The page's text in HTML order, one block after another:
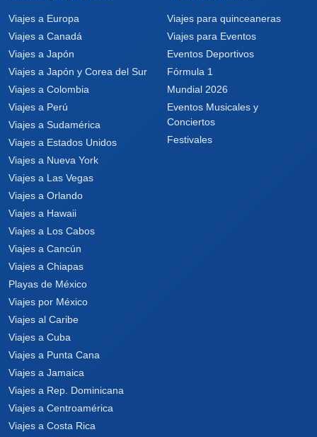
Viajes a Europa
Viajes a Canadá
Viajes a Japón
Viajes a Japón y Corea del Sur
Viajes a Colombia
Viajes a Perú
Viajes a Sudamérica
Viajes a Estados Unidos
Viajes a Nueva York
Viajes a Las Vegas
Viajes a Orlando
Viajes a Hawaii
Viajes a Los Cabos
Viajes a Cancún
Viajes a Chiapas
Playas de México
Viajes por México
Viajes al Caribe
Viajes a Cuba
Viajes a Punta Cana
Viajes a Jamaica
Viajes a Rep. Dominicana
Viajes a Centroamérica
Viajes a Costa Rica
Viajes para quinceaneras
Viajes para Eventos
Eventos Deportivos
Fórmula 1
Mundial 2026
Eventos Musicales y
Conciertos
Festivales